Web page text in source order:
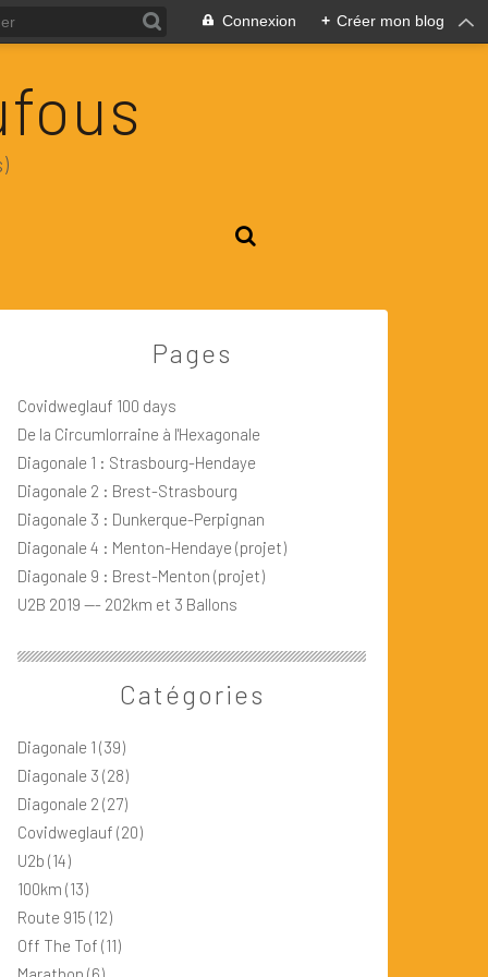
Connexion + Créer mon blog
Catégories
Diagonale 1 (39)
Diagonale 3 (28)
Diagonale 2 (27)
Covidweglauf (20)
U2b (14)
100km (13)
Route 915 (12)
Off The Tof (11)
Pages
Covidweglauf 100 days
De la Circumlorraine à l'Hexagonale
Diagonale 1 : Strasbourg-Hendaye
Diagonale 2 : Brest-Strasbourg
Diagonale 3 : Dunkerque-Perpignan
Diagonale 4 : Menton-Hendaye (projet)
Diagonale 9 : Brest-Menton (projet)
U2B 2019 --- 202km et 3 Ballons